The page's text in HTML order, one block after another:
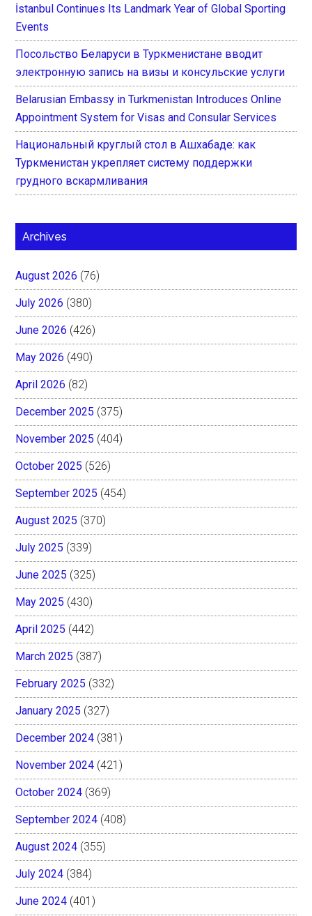
İstanbul Continues Its Landmark Year of Global Sporting
Events
Посольство Беларуси в Туркменистане вводит
электронную запись на визы и консульские услуги
Belarusian Embassy in Turkmenistan Introduces Online
Appointment System for Visas and Consular Services
Национальный круглый стол в Ашхабаде: как
Туркменистан укрепляет систему поддержки
грудного вскармливания
Archives
August 2026 (76)
July 2026 (380)
June 2026 (426)
May 2026 (490)
April 2026 (82)
December 2025 (375)
November 2025 (404)
October 2025 (526)
September 2025 (454)
August 2025 (370)
July 2025 (339)
June 2025 (325)
May 2025 (430)
April 2025 (442)
March 2025 (387)
February 2025 (332)
January 2025 (327)
December 2024 (381)
November 2024 (421)
October 2024 (369)
September 2024 (408)
August 2024 (355)
July 2024 (384)
June 2024 (401)